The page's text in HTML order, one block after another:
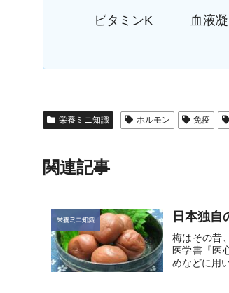
ビタミンK 血液凝固
栄養ミニ知識 ホルモン 免疫
関連記事
栄養ミニ知識 日本独自
梅はその昔
医学書『医
めなどに用